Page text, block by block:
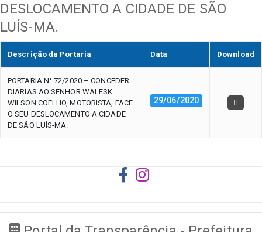
DESLOCAMENTO A CIDADE DE SÃO
LUÍS-MA.
Descrição da Portaria Data Download
PORTARIA N° 72/2020 – CONCEDER
DIÁRIAS AO SENHOR WALESK
WILSON COELHO, MOTORISTA, FACE
O SEU DESLOCAMENTO A CIDADE
DE SÃO LUÍS-MA.
29/06/2020